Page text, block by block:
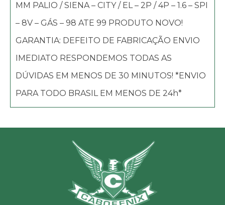
MM PALIO / SIENA – CITY / EL – 2P / 4P – 1.6 – SPI
– 8V – GÁS – 98 ATE 99 PRODUTO NOVO!
GARANTIA: DEFEITO DE FABRICAÇÃO ENVIO
IMEDIATO RESPONDEMOS TODAS AS
DÚVIDAS EM MENOS DE 30 MINUTOS! *ENVIO
PARA TODO BRASIL EM MENOS DE 24h*